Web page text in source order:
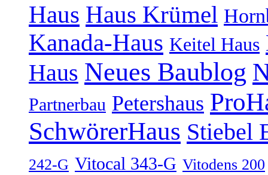
Haus Haus Krümel
Kanada-Haus Keitel Haus
Haus Neues Baublog
Partnerbau Petershaus
SchwörerHaus Stiebel
242-G Vitocal 343-G Vitodens 200